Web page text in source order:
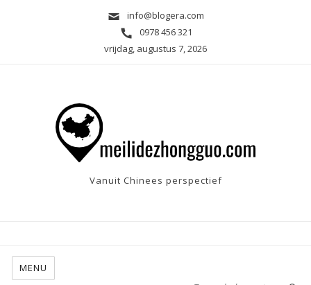
info@blogera.com
0978 456 321
vrijdag, augustus 7, 2026
Vanuit Chinees perspectief
MENU